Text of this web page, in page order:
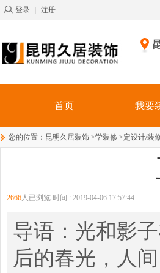
登录 注册
首页 我要
您的位置： 昆明久居装饰 >学装修 >定设计/装
2666人已浏览 时间 : 2019-04-06 17:57:44
导语：光和影
后的春光，人